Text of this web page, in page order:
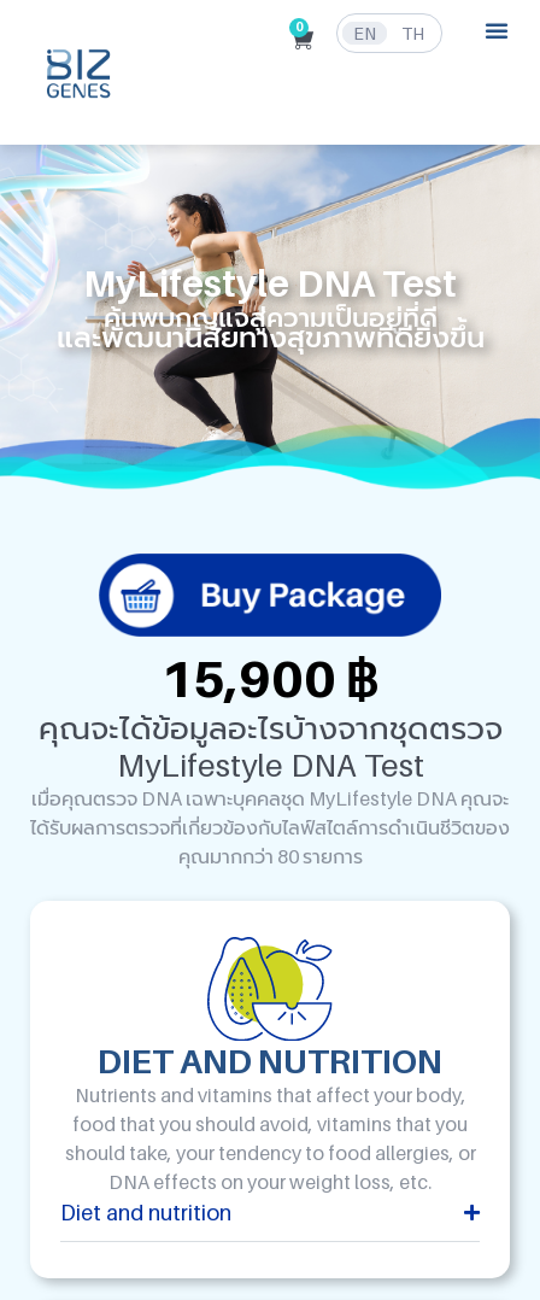
0 EN TH
MyLifestyle DNA Test
ค้นพบกุญแจสู่ความเป็นอยู่ที่ดี
และพัฒนานิสัยทางสุขภาพที่ดียิ่งขึ้น
15,900 ฿
คุณจะได้ข้อมูลอะไรบ้างจากชุดตรวจ
MyLifestyle DNA Test
เมื่อคุณตรวจ DNA เฉพาะบุคคลชุด MyLifestyle DNA คุณจะ
ได้รับผลการตรวจที่เกี่ยวข้องกับไลฟ์สไตล์การดำเนินชีวิตของ
คุณมากกว่า 80 รายการ
DIET AND NUTRITION
Nutrients and vitamins that affect your body,
food that you should avoid, vitamins that you
should take, your tendency to food allergies, or
DNA effects on your weight loss, etc.
Diet and nutrition